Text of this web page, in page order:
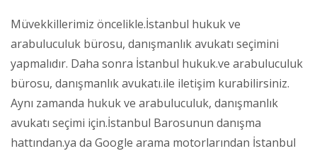
Müvekkillerimiz öncelikle.İstanbul hukuk ve
arabuluculuk bürosu, danışmanlık avukatı seçimini
yapmalıdır. Daha sonra İstanbul hukuk.ve arabuluculuk
bürosu, danışmanlık avukatı.ile iletişim kurabilirsiniz.
Aynı zamanda hukuk ve arabuluculuk, danışmanlık
avukatı seçimi için.İstanbul Barosunun danışma
hattından.ya da Google arama motorlarından İstanbul